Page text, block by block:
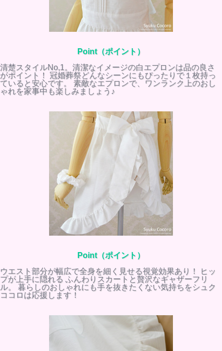
Point（ポイント）
清楚スタイルNo,1。清潔なイメージの白エプロンは品の良さ
がポイント！ 冠婚葬祭どんなシーンにもぴったりで１枚持っ
ていると安心です。 素敵なエプロンで、ワンランク上のおし
ゃれを家事中も楽しみましょう♪
Point（ポイント）
ウエスト部分が幅広で全身を細く見せる視覚効果あり！ ヒッ
プが上手に隠れる ふんわりスカートと贅沢なギャザーフリ
ル。 暮らしのおしゃれにも手を抜きたくない気持ちをシュク
ココロは応援します！